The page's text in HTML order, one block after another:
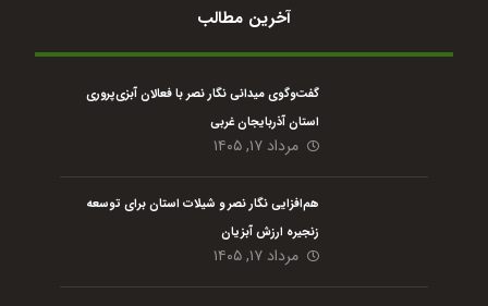
آخرین مطالب
گفت‌وگوی میدانی نگار نصر با فعالان آبزی‌پروری
استان آذربایجان غربی
مرداد ۱۷, ۱۴۰۵
هم‌افزایی نگار نصر و شیلات استان برای توسعه
زنجیره ارزش آبزیان
مرداد ۱۷, ۱۴۰۵